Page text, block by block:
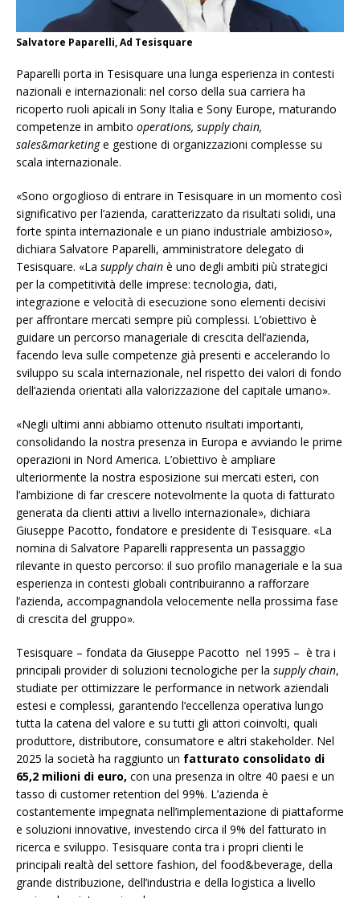
Salvatore Paparelli, Ad Tesisquare
Paparelli porta in Tesisquare una lunga esperienza in contesti
nazionali e internazionali: nel corso della sua carriera ha
ricoperto ruoli apicali in Sony Italia e Sony Europe, maturando
competenze in ambito operations, supply chain,
sales&marketinge gestione di organizzazioni complesse su
scala internazionale.
«Sono orgoglioso di entrare in Tesisquare in un momento così
significativo per l’azienda, caratterizzato da risultati solidi, una
forte spinta internazionale e un piano industriale ambizioso»,
dichiara Salvatore Paparelli, amministratore delegato di
Tesisquare. «La supply chain è uno degli ambiti più strategici
per la competitività delle imprese: tecnologia, dati,
integrazione e velocità di esecuzione sono elementi decisivi
per affrontare mercati sempre più complessi. L’obiettivo è
guidare un percorso manageriale di crescita dell’azienda,
facendo leva sulle competenze già presenti e accelerando lo
sviluppo su scala internazionale, nel rispetto dei valori di fondo
dell’azienda orientati alla valorizzazione del capitale umano».
«Negli ultimi anni abbiamo ottenuto risultati importanti,
consolidando la nostra presenza in Europa e avviando le prime
operazioni in Nord America. L’obiettivo è ampliare
ulteriormente la nostra esposizione sui mercati esteri, con
l’ambizione di far crescere notevolmente la quota di fatturato
generata da clienti attivi a livello internazionale», dichiara
Giuseppe Pacotto, fondatore e presidente di Tesisquare. «La
nomina di Salvatore Paparelli rappresenta un passaggio
rilevante in questo percorso: il suo profilo manageriale e la sua
esperienza in contesti globali contribuiranno a rafforzare
l’azienda, accompagnandola velocemente nella prossima fase
di crescita del gruppo».
Tesisquare – fondata da Giuseppe Pacotto nel 1995 – è tra i
principali provider di soluzioni tecnologiche per la supply chain,
studiate per ottimizzare le performance in network aziendali
estesi e complessi, garantendo l’eccellenza operativa lungo
tutta la catena del valore e su tutti gli attori coinvolti, quali
produttore, distributore, consumatore e altri stakeholder. Nel
2025 la società ha raggiunto un fatturato consolidato di
65,2 milioni di euro, con una presenza in oltre 40 paesi e un
tasso di customer retention del 99%. L’azienda è
costantemente impegnata nell’implementazione di piattaforme
e soluzioni innovative, investendo circa il 9% del fatturato in
ricerca e sviluppo. Tesisquare conta tra i propri clienti le
principali realtà del settore fashion, del food&beverage, della
grande distribuzione, dell’industria e della logistica a livello